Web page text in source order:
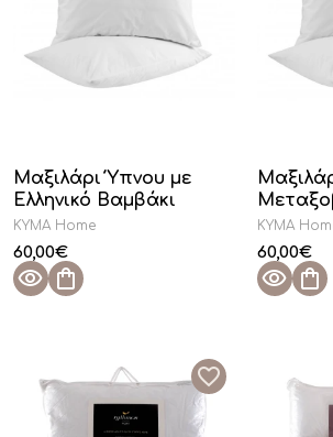
Μαξιλάρι Ύπνου με
Ελληνικό Βαμβάκι
KYMA Home
60,00€
KYMA
60,00€